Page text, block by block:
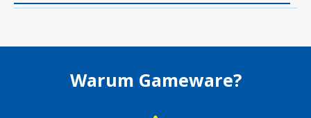
Warum Gameware?